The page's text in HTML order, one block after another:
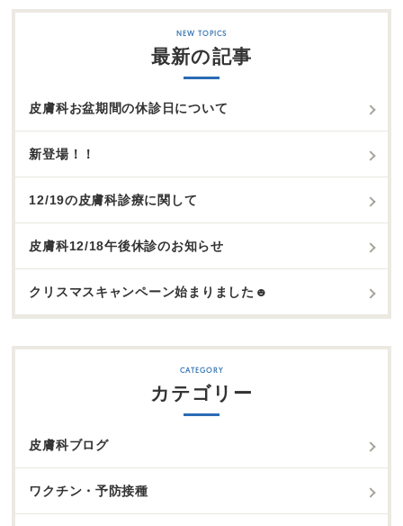
最新の記事
皮膚科お盆期間の休診日について
新登場！！
12/19の皮膚科診療に関して
皮膚科12/18午後休診のお知らせ
クリスマスキャンペーン始まりました☻
カテゴリー
皮膚科ブログ
ワクチン・予防接種